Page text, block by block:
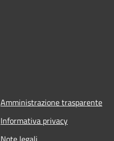
Amministrazione trasparente
Informativa privacy